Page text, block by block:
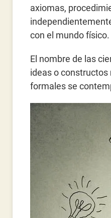
axiomas,
con el mundo físico.
El nombre de las
ideas o
formales se